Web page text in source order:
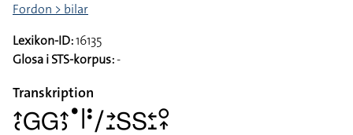
Fordon > bilar
Lexikon-ID:16135
Glosa i STS-korpus:-
Transkription
􌤴􌥗􌤦􌤦􌤴􌤶􌤟􌥼􌥻􌥠􌥔􌤸􌥅􌥅􌥓􌤸􌥰􌥾